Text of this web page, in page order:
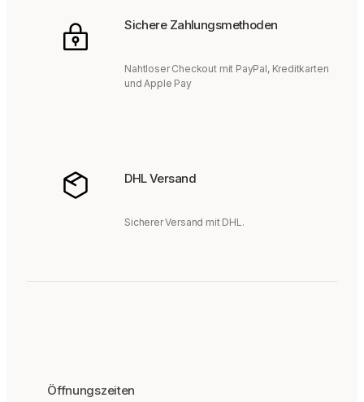
Sichere Zahlungsmethoden
Nahtloser Checkout mit PayPal, Kreditkarten
und Apple Pay
DHL Versand
Sicherer Versand mit DHL.
Öffnungszeiten